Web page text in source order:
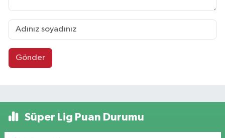
Gönder
Süper Lig Puan Durumu